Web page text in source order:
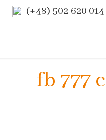
(+48) 502 620 014
fb 777